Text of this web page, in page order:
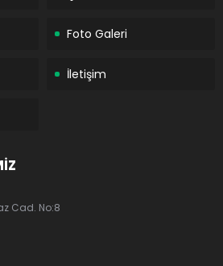
Foto Galeri
İletişim
Cad. No:8